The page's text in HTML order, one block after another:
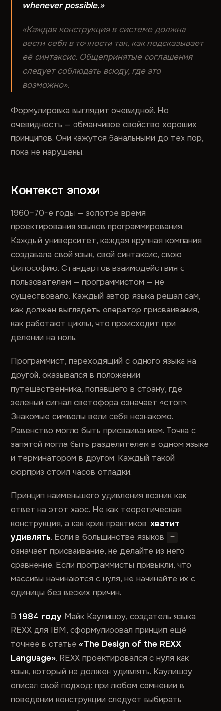
whenever possible.»
«Каждая конструкция в системе должна
вести себя в точности так, как подсказывает
её синтаксис. Общепринятые соглашения
следует соблюдать всюду, где это
возможно».
Формулировка выглядит очевидной. Но
очевидность — обманчивое свойство хороших
принципов. Они кажутся банальными до тех пор,
пока не нарушены.
Контекст эпохи
1960–70-е годы — золотое время
проектирования языков программирования.
Каждый университет, каждая крупная компания
создавала свой язык, свой синтаксис, свою
философию. Стандартов взаимодействия с
пользователем — программистом — не
существовало. Каждый автор языка решал сам,
как должен выглядеть оператор присваивания,
как работают циклы, что происходит при
делении на ноль.
Программист, переходящий с одного языка на
другой, оказывался в положении
путешественника, попавшего в страну, где
зелёный сигнал светофора означает «стоп».
Знакомые символы вели себя незнакомо.
Равенство могло быть присваиванием. Точка с
запятой могла быть разделителем в одном языке
и терминатором в другом. Каждый такой
сюрприз стоил часов отладки.
Принцип наименьшего удивления возник как
ответ на этот хаос. Не как теоретическая
конструкция, а как крик практиков:хватит
удивлять. Если в большинстве языков =
означает присваивание, не делайте из него
сравнение. Если программисты привыкли, что
массивы начинаются с нуля, не начинайте их с
единицы без веских причин.
В1984 году Майк Каулишоу, создатель языка
REXX для IBM, сформулировал принцип ещё
точнее в статье«The Design of the REXX
Language». REXX проектировался с нуля как
язык, который не должен удивлять. Каулишоу
описал свой подход: при любом сомнении в
поведении конструкции следует выбирать